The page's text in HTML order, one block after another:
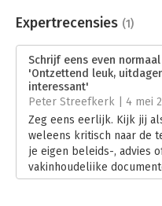
Uitgever:
AnderZ
Verschijningsdatum:
27-5-
Hoofdrubriek:
Expertrecensies (1)
Schrijf eens even
'Ontzettend leuk,
interessant'
Peter Streefkerk | 4 mei
Zeg eens eerlijk. Kijk jij
weleens kritisch naar de
je eigen beleids-, advies
vakinhoudelijke
heel eerlijk te zijn, ik niet